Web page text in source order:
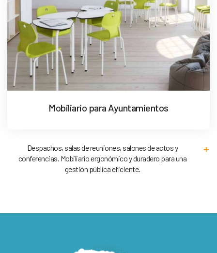
Mobiliario para Ayuntamientos
Despachos, salas de reuniones, salones de actos y
conferencias. Mobiliario ergonómico y duradero para una
gestión pública eficiente.